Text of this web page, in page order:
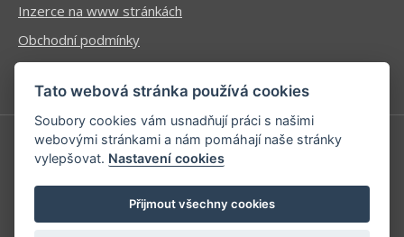
Inzerce na www stránkách
Obchodní podmínky
Ochrana osobních údajů
Příhlášení | Registrace
Kontaktní informace
Mapa stránek
Tato webová stránka používá cookies
Soubory cookies vám usnadňují práci s našimi
webovými stránkami a nám pomáhají naše stránky
vylepšovat. Nastavení cookies
Přijmout všechny cookies